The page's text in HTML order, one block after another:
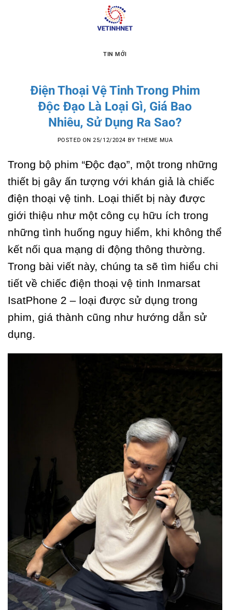
TIN MỚI
Điện Thoại Vệ Tinh Trong Phim
Độc Đạo Là Loại Gì, Giá Bao
Nhiêu, Sử Dụng Ra Sao?
POSTED ON25/12/2024 BYTHEME MUA
Trong bộ phim “Độc đạo”, một trong những
thiết bị gây ấn tượng với khán giả là chiếc
điện thoại vệ tinh. Loại thiết bị này được
giới thiệu như một công cụ hữu ích trong
những tình huống nguy hiểm, khi không thể
kết nối qua mạng di động thông thường.
Trong bài viết này, chúng ta sẽ tìm hiểu chi
tiết về chiếc điện thoại vệ tinh Inmarsat
IsatPhone 2 – loại được sử dụng trong
phim, giá thành cũng như hướng dẫn sử
dụng.